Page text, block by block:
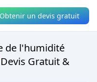
Obtenir un devis gratuit
de l'humidité
Gratuit &